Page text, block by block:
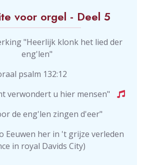
voor orgel - Deel 5
"Heerlijk klonk het lied der
eng'len"
psalm 132:12
verwondert u hier mensen"
de eng'len zingen d'eer"
Eeuwen her in 't grijze verleden
in royal Davids City)